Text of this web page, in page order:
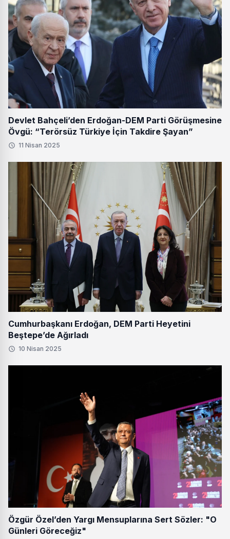
Devlet Bahçeli’den Erdoğan-DEM Parti Görüşmesine
Övgü: “Terörsüz Türkiye İçin Takdire Şayan”
11 Nisan 2025
Cumhurbaşkanı Erdoğan, DEM Parti Heyetini
Beştepe’de Ağırladı
10 Nisan 2025
Özgür Özel’den Yargı Mensuplarına Sert Sözler: "O
Günleri Göreceğiz"